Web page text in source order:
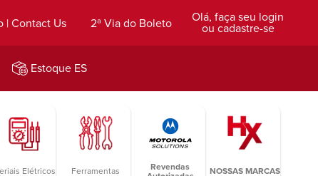
Olá, faça seu login
ou cadastre-se
2ª Via do Boleto
| Contact Us
Estoque ES
Elétricos Ferramentas
Revendas
NOSSAS MARCAS